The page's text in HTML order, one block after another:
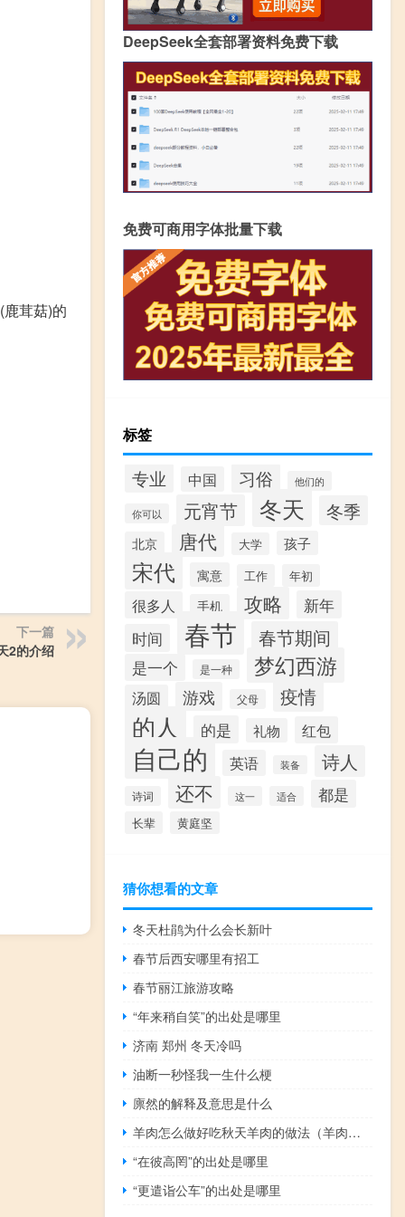
茸菇)的
下一篇
2的介绍
DeepSeek全套部署资料免费下载
免费可商用字体批量下载
标签
专业 中国 习俗 他们的
你可以 元宵节 冬天 冬季
北京 唐代 大学 孩子
宋代 寓意 工作 年初
很多人 手机 攻略
新年
时间
春节 春节期间
是一个 是一种 梦幻西游
汤圆 游戏 父母 疫情
的人 的是 礼物 红包
自己的 英语 装备 诗人
诗词 还不 这一 适合 都是
长辈 黄庭坚
猜你想看的文章
冬天杜鹃为什么会长新叶
春节后西安哪里有招工
春节丽江旅游攻略
“年来稍自笑”的出处是哪里
济南 郑州 冬天冷吗
油断一秒怪我一生什么梗
廪然的解释及意思是什么
羊肉怎么做好吃秋天羊肉的做法（羊肉怎么做）
“在彼高罔”的出处是哪里
“更遣诣公车”的出处是哪里